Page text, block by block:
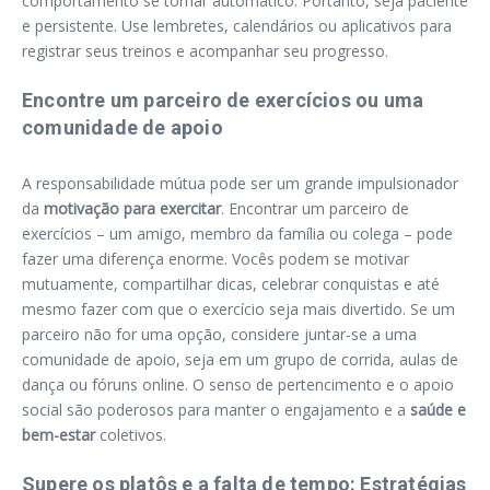
e persistente. Use lembretes, calendários ou aplicativos para
registrar seus treinos e acompanhar seu progresso.
Encontre um parceiro de exercícios ou uma
comunidade de apoio
A responsabilidade mútua pode ser um grande impulsionador
da motivação para exercitar. Encontrar um parceiro de
exercícios – um amigo, membro da família ou colega – pode
fazer uma diferença enorme. Vocês podem se motivar
mutuamente, compartilhar dicas, celebrar conquistas e até
mesmo fazer com que o exercício seja mais divertido. Se um
parceiro não for uma opção, considere juntar-se a uma
comunidade de apoio, seja em um grupo de corrida, aulas de
dança ou fóruns online. O senso de pertencimento e o apoio
social são poderosos para manter o engajamento e a saúde e
bem-estarcoletivos.
Supere os platôs e a falta de tempo: Estratégias